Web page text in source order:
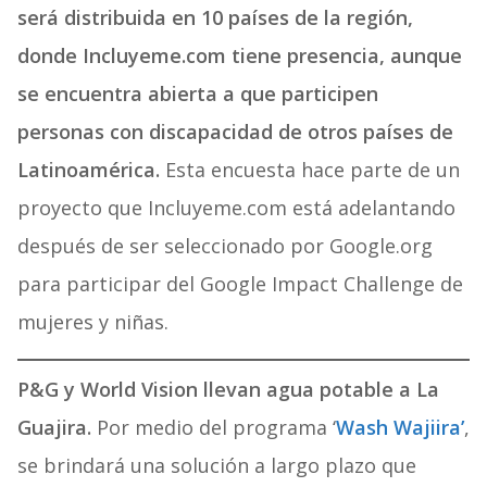
será distribuida en 10 países de la región,
donde Incluyeme.com tiene presencia, aunque
se encuentra abierta a que participen
personas con discapacidad de otros países de
Latinoamérica. Esta encuesta hace parte de un
proyecto que Incluyeme.com está adelantando
después de ser seleccionado por Google.org
para participar del Google Impact Challenge de
mujeres y niñas.
P&G y World Vision llevan agua potable a La
Guajira. Por medio del programa ‘Wash Wajiira’,
se brindará una solución a largo plazo que